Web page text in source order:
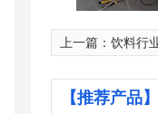
上一篇： 饮料行
【推荐产品